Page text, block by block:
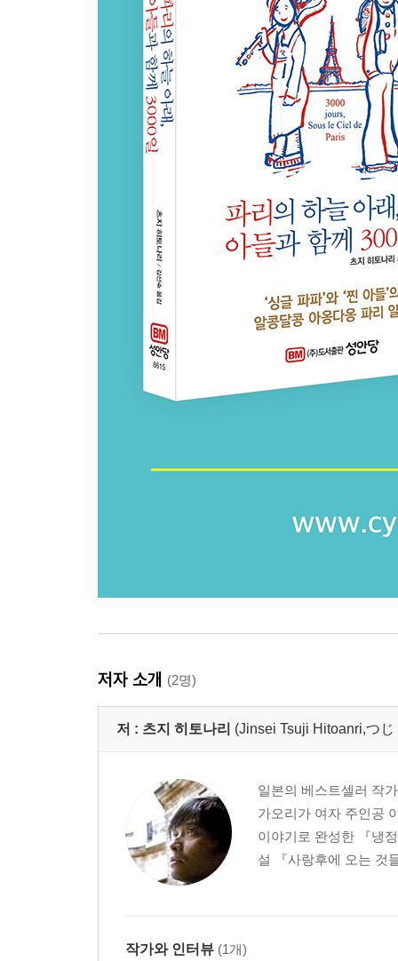
저자 소개 (2명)
저 : 츠지 히토나리 (Jinsei Tsuji Hitoanri,つ
일본의 베스트셀러 작
가오리가 여자 주인공
이야기로 완성한 『냉
설 『사랑후에 오는 것
작가와 인터뷰 (1개)